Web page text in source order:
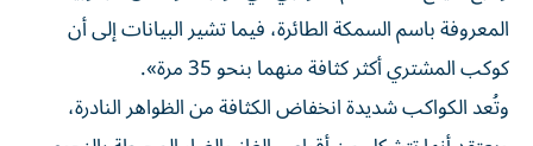
المعروفة باسم السمكة الطائرة، فيما تشير البيانات إلى أن
كوكب المشتري أكثر كثافة منهما بنحو 35 مرة».
وتُعد الكواكب شديدة انخفاض الكثافة من الظواهر النادرة،